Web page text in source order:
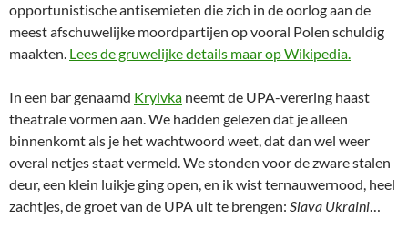
opportunistische antisemieten die zich in de oorlog aan de
meest afschuwelijke moordpartijen op vooral Polen schuldig
maakten. Lees de gruwelijke details maar op Wikipedia.
In een bar genaamd Kryivka neemt de UPA-verering haast
theatrale vormen aan. We hadden gelezen dat je alleen
binnenkomt als je het wachtwoord weet, dat dan wel weer
overal netjes staat vermeld. We stonden voor de zware stalen
deur, een klein luikje ging open, en ik wist ternauwernood, heel
zachtjes, de groet van de UPA uit te brengen: Slava Ukraini…